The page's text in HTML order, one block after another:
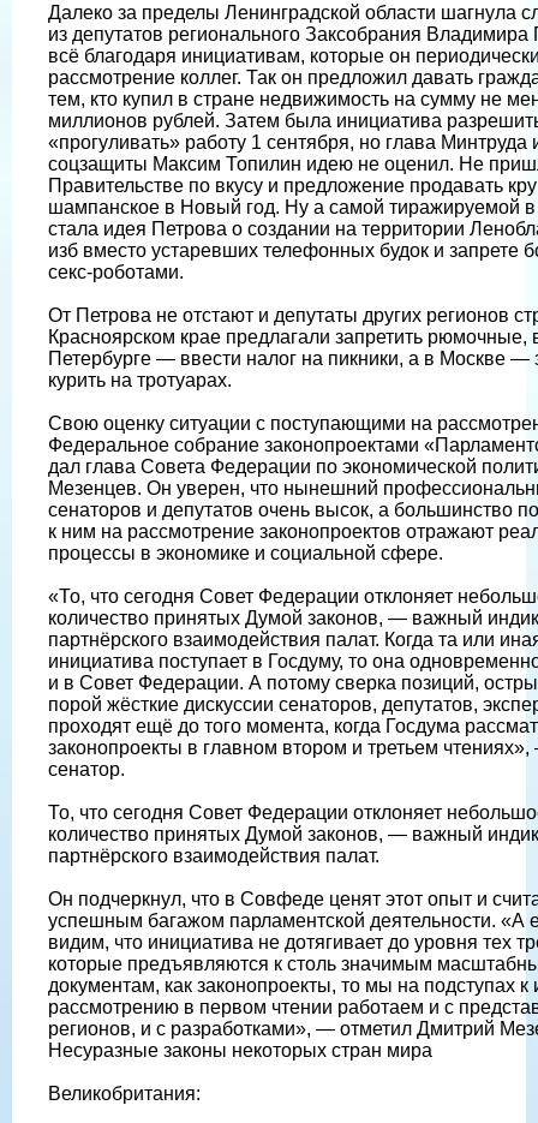
Далеко за пределы Ленинградской области шагнула
из депутатов регионального Заксобрания Владимира
всё благодаря инициативам, которые он
рассмотрение коллег. Так он предложил давать
тем, кто купил в стране недвижимость на сумму не
миллионов рублей. Затем была инициатива
«прогуливать» работу 1 сентября, но глава Минтруда
соцзащиты Максим Топилин идею не оценил. Не
Правительстве по вкусу и предложение продавать
шампанское в Новый год. Ну а самой тиражируемой в
стала идея Петрова о создании на территории
изб вместо устаревших телефонных будок и запрете
секс-роботами.
От Петрова не отстают и депутаты других регионов
Красноярском крае предлагали запретить рюмочные,
Петербурге — ввести налог на пикники, а в Москве —
курить на тротуарах.
Свою оценку ситуации с поступающими на
Федеральное собрание законопроектами
дал глава Совета Федерации по экономической
Мезенцев. Он уверен, что нынешний
сенаторов и депутатов очень высок, а большинство
к ним на рассмотрение законопроектов отражают
процессы в экономике и социальной сфере.
«То, что сегодня Совет Федерации отклоняет
количество принятых Думой законов, — важный
партнёрского взаимодействия палат. Когда та или
инициатива поступает в Госдуму, то она
и в Совет Федерации. А потому сверка позиций,
порой жёсткие дискуссии сенаторов, депутатов,
проходят ещё до того момента, когда Госдума
законопроекты в главном втором и третьем
сенатор.
То, что сегодня Совет Федерации отклоняет
количество принятых Думой законов, — важный
партнёрского взаимодействия палат.
Он подчеркнул, что в Совфеде ценят этот опыт и
успешным багажом парламентской деятельности. «А
видим, что инициатива не дотягивает до уровня тех
которые предъявляются к столь значимым
документам, как законопроекты, то мы на подступах к
рассмотрению в первом чтении работаем и с
регионов, и с разработками», — отметил Дмитрий
Несуразные законы некоторых стран мира
Великобритания: